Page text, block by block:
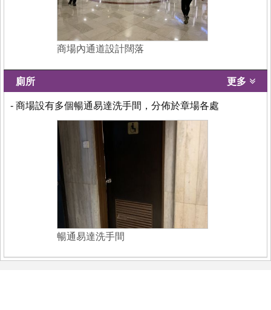
商場內通道設計闊落
廁所 更多
- 商場設有多個暢通易達洗手間，分佈於章場各處
暢通易達洗手間